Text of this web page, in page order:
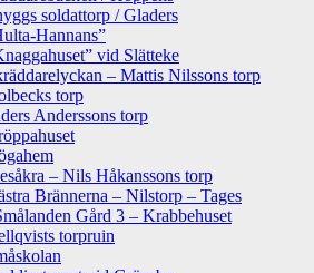
soldattorp / Gladers
Hannans”
vid Slätteke
– Mattis Nilssons torp
torp
Anderssons torp
– Nils Håkanssons torp
Brännerna – Nilstorp – Tages
Gård 3 – Krabbehuset
torpruin